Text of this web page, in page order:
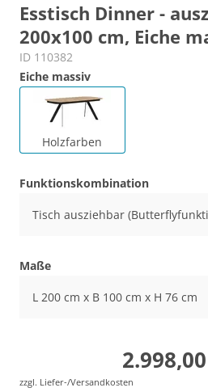
Esstisch Dinner -
200x100 cm, Eiche
ID 110382
Eiche massiv
Holzfarben
Funktionskombination
Tisch ausziehbar
Maße
L 200 cm x B 100 cm x H 76 cm
zzgl. Liefer-/Versandkosten